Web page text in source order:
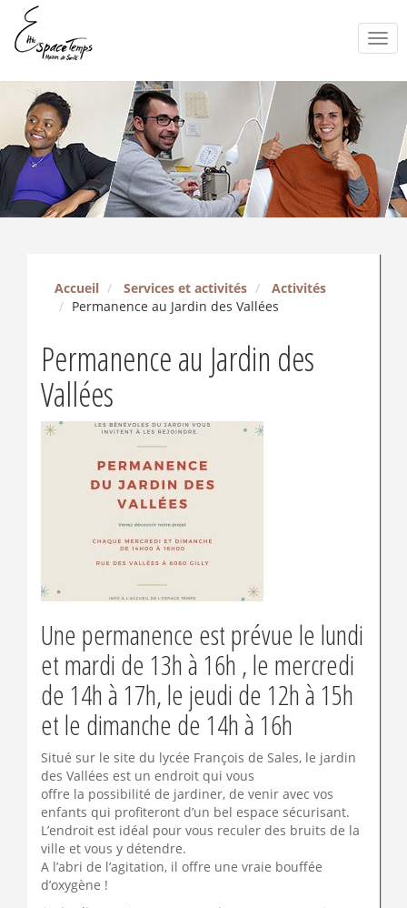
Accueil Services et activités
Activités
Permanence au Jardin des Vallées
Permanence au Jardin des
Vallées
Une permanence est prévue le lundi
et mardi de 13h à 16h , le mercredi
de 14h à 17h, le jeudi de 12h à 15h
et le dimanche de 14h à 16h
Situé sur le site du lycée François de Sales, le jardin
des Vallées est un endroit qui vous
offre la possibilité de jardiner, de venir avec vos
enfants qui profiteront d’un bel espace sécurisant.
L’endroit est idéal pour vous reculer des bruits de la
ville et vous y détendre.
A l’abri de l’agitation, il offre une vraie bouffée
d’oxygène !